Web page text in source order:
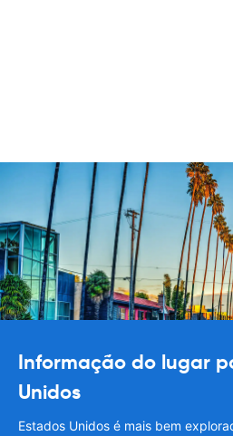
Informação do lugar
Unidos
Estados Unidos é mais bem